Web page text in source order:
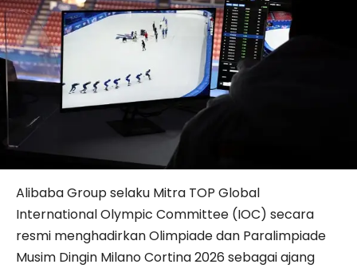
Alibaba Group selaku Mitra TOP Global
International Olympic Committee (IOC) secara
resmi menghadirkan Olimpiade dan Paralimpiade
Musim Dingin Milano Cortina 2026 sebagai ajang